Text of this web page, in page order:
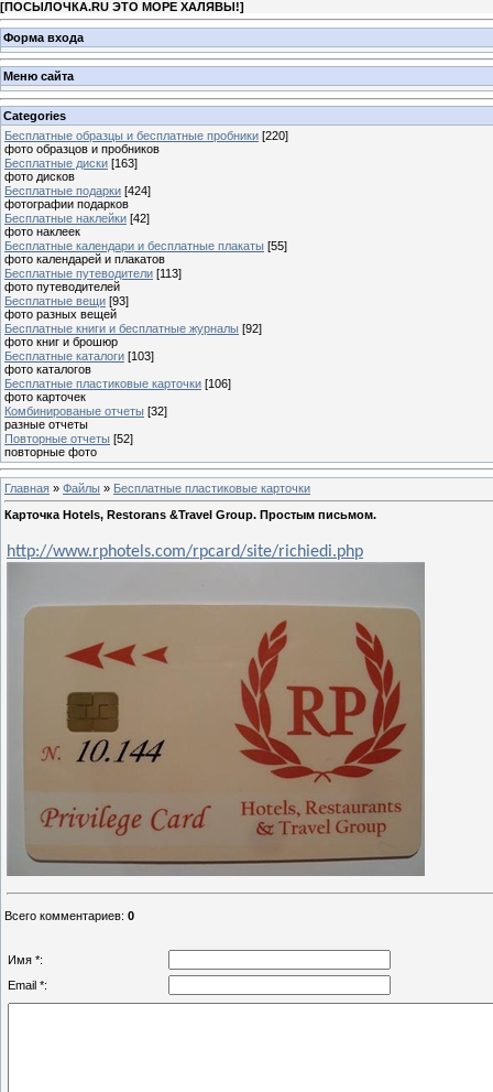
[ПОСЫЛОЧКА.RU ЭТО МОРЕ ХАЛЯВЫ!]
Форма входа
Меню сайта
Categories
Бесплатные образцы и бесплатные пробники [220]
фото образцов и пробников
Бесплатные диски [163]
фото дисков
Бесплатные подарки [424]
фотографии подарков
Бесплатные наклейки [42]
фото наклеек
Бесплатные календари и бесплатные плакаты [55]
фото календарей и плакатов
Бесплатные путеводители [113]
фото путеводителей
Бесплатные вещи [93]
фото разных вещей
Бесплатные книги и бесплатные журналы [92]
фото книг и брошюр
Бесплатные каталоги [103]
фото каталогов
Бесплатные пластиковые карточки [106]
фото карточек
Комбинированые отчеты [32]
разные отчеты
Повторные отчеты [52]
повторные фото
Главная » Файлы » Бесплатные пластиковые карточки
Карточка Hotels, Restorans &Travel Group. Простым письмом.
http://www.rphotels.com/rpcard/site/richiedi.php
Всего комментариев: 0
Имя *:
Email *: